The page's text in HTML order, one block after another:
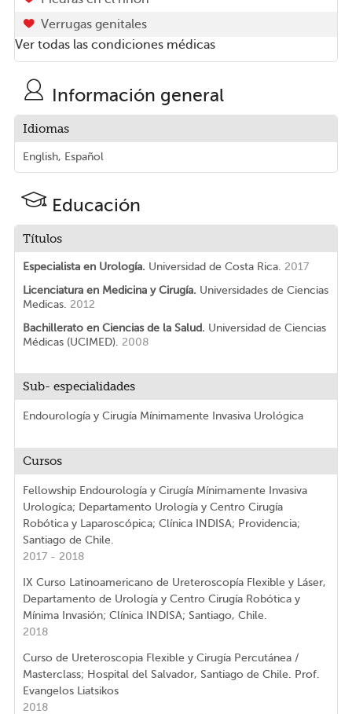
Verrugas genitales
Ver todas las condiciones médicas
Información general
Idiomas
English, Español
Educación
Títulos
Especialista en Urología. Universidad de Costa Rica. 2017
Licenciatura en Medicina y Cirugía. Universidades de Ciencias
Medicas. 2012
Bachillerato en Ciencias de la Salud. Universidad de Ciencias
Médicas (UCIMED). 2008
Sub- especialidades
Endourología y Cirugía Mínimamente Invasiva Urológica
Cursos
Fellowship Endourología y Cirugía Mínimamente Invasiva
Urologíca; Departamento Urología y Centro Cirugía
Robótica y Laparoscópica; Clínica INDISA; Providencia;
Santiago de Chile.
2017 - 2018
IX Curso Latinoamericano de Ureteroscopía Flexible y Láser,
Departamento de Urología y Centro Cirugía Robótica y
Mínima Invasión; Clínica INDISA; Santiago, Chile.
2018
Curso de Ureteroscopia Flexible y Cirugía Percutánea /
Masterclass; Hospital del Salvador, Santiago de Chile. Prof.
Evangelos Liatsikos
2018